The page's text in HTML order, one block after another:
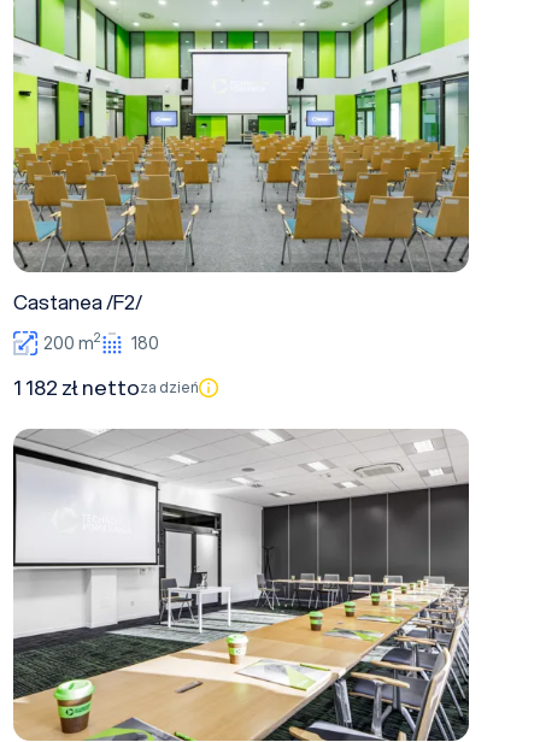
Castanea /F2/
200 m2 180
1 182 zł nettoza dzień
Magnolia /F2/